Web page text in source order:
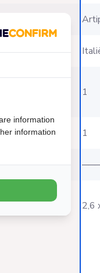
herkomst
1
1
gegevens
(HxBxD in
2,6
information
information